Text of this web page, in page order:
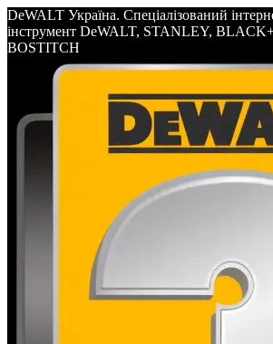
DeWALT Україна. Спеціалізований
інструмент DeWALT, STANLEY,
BOSTITCH